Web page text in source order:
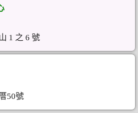
1 之 6 號
50號